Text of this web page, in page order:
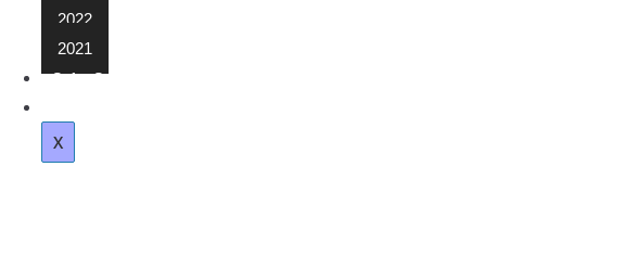
2022
2021
Safor Salut
X